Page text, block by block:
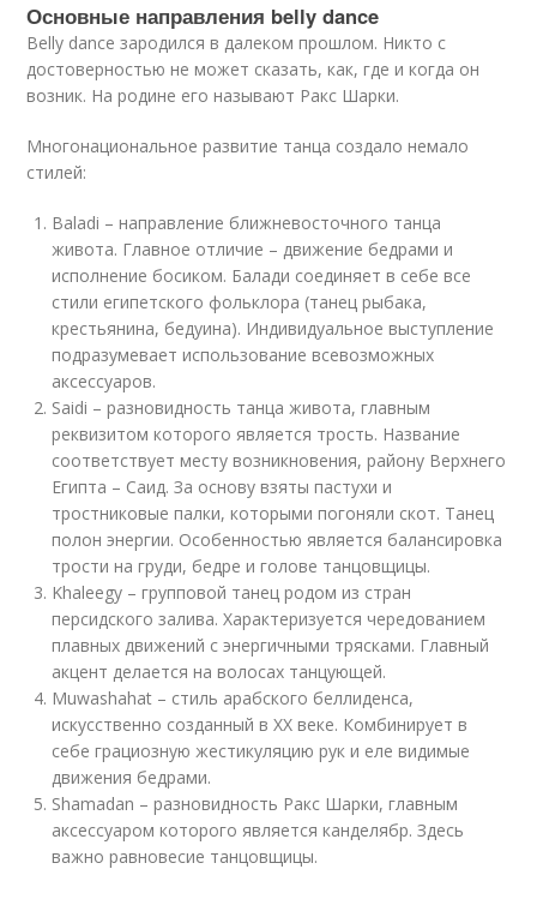
Основные направления belly dance
Belly dance зародился в далеком прошлом. Никто с
достоверностью не может сказать, как, где и когда он
возник. На родине его называют Ракс Шарки.
Многонациональное развитие танца создало немало
стилей:
Baladi – направление ближневосточного танца
живота. Главное отличие – движение бедрами и
исполнение босиком. Балади соединяет в себе все
стили египетского фольклора (танец рыбака,
крестьянина, бедуина). Индивидуальное выступление
подразумевает использование всевозможных
аксессуаров.
Saidi – разновидность танца живота, главным
реквизитом которого является трость. Название
соответствует месту возникновения, району Верхнего
Египта – Саид. За основу взяты пастухи и
тростниковые палки, которыми погоняли скот. Танец
полон энергии. Особенностью является балансировка
трости на груди, бедре и голове танцовщицы.
Khaleegy – групповой танец родом из стран
персидского залива. Характеризуется чередованием
плавных движений с энергичными трясками. Главный
акцент делается на волосах танцующей.
Muwashahat – стиль арабского беллиденса,
искусственно созданный в XX веке. Комбинирует в
себе грациозную жестикуляцию рук и еле видимые
движения бедрами.
Shamadan – разновидность Ракс Шарки, главным
аксессуаром которого является канделябр. Здесь
важно равновесие танцовщицы.